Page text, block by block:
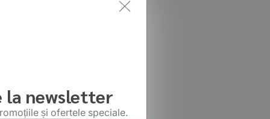
la newsletter
și ofertele speciale.